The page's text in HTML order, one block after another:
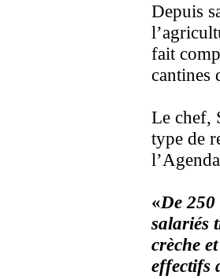
Depuis
fait
cantines
Le chef,
type de
«De
salariés
crèche
effectifs